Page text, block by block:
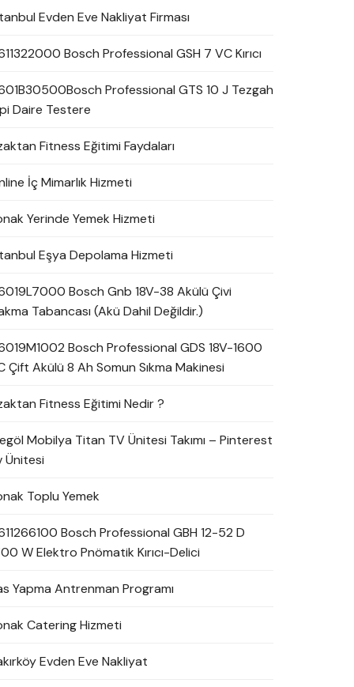
Evden Eve Nakliyat Firması
Bosch Professional GSH 7 VC Kırıcı
Professional GTS 10 J Tezgah
Daire Testere
Fitness Eğitimi Faydaları
İç Mimarlık Hizmeti
Yerinde Yemek Hizmeti
Eşya Depolama Hizmeti
Bosch Gnb 18V-38 Akülü Çivi
Tabancası (Akü Dahil Değildir.)
Bosch Professional GDS 18V-1600
Çift Akülü 8 Ah Somun Sıkma Makinesi
Fitness Eğitimi Nedir ?
Mobilya Titan TV Ünitesi Takımı – Pinterest
Ünitesi
Toplu Yemek
Bosch Professional GBH 12-52 D
W Elektro Pnömatik Kırıcı-Delici
Yapma Antrenman Programı
Catering Hizmeti
Evden Eve Nakliyat